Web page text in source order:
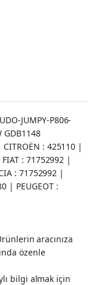
JUMPY-P806-
GDB1148
: 425110 |
: 71752992 |
: 71752992 |
| PEUGEOT :
aracınıza
özenle
bilgi almak için